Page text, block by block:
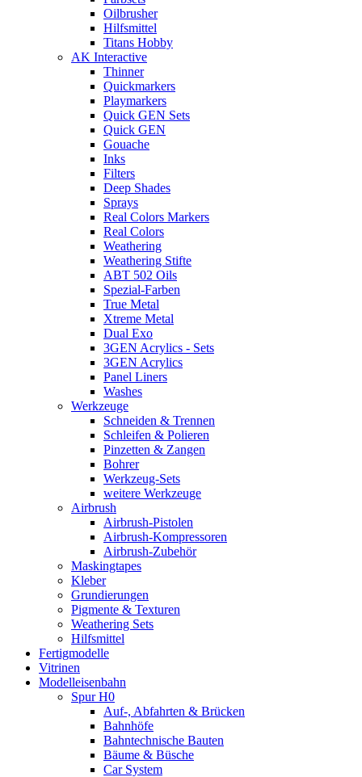
Oilbrusher
Hilfsmittel
Titans Hobby
AK Interactive
Thinner
Quickmarkers
Playmarkers
Quick GEN Sets
Quick GEN
Gouache
Inks
Filters
Deep Shades
Sprays
Real Colors Markers
Real Colors
Weathering
Weathering Stifte
ABT 502 Oils
Spezial-Farben
True Metal
Xtreme Metal
Dual Exo
3GEN Acrylics - Sets
3GEN Acrylics
Panel Liners
Washes
Werkzeuge
Schneiden & Trennen
Schleifen & Polieren
Pinzetten & Zangen
Bohrer
Werkzeug-Sets
weitere Werkzeuge
Airbrush
Airbrush-Pistolen
Airbrush-Kompressoren
Airbrush-Zubehör
Maskingtapes
Kleber
Grundierungen
Pigmente & Texturen
Weathering Sets
Hilfsmittel
Fertigmodelle
Vitrinen
Modelleisenbahn
Spur H0
Auf-, Abfahrten & Brücken
Bahnhöfe
Bahntechnische Bauten
Bäume & Büsche
Car System